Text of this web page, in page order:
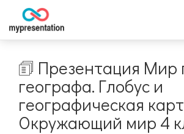
🗊 Презентация Мир
географа. Глобус и
географическая
Окружающий мир 4